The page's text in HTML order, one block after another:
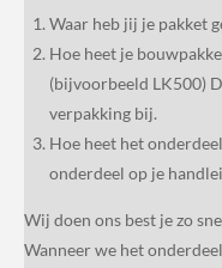
Waar heb jij je pakket
Hoe heet je
(bijvoorbeeld LK500)
verpakking bij.
Hoe heet het
onderdeel op je
Wij doen ons best je zo
Wanneer we het